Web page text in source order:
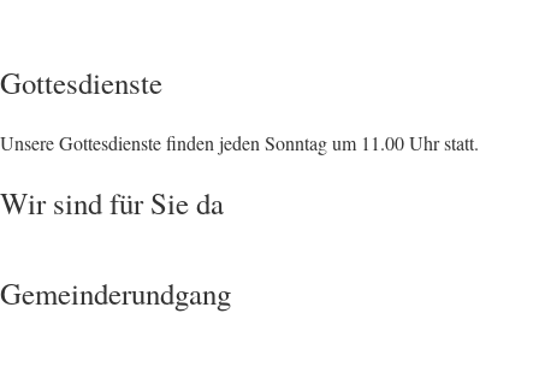
Gottesdienste
Unsere Gottesdienste finden jeden Sonntag um 11.00 Uhr statt.
Wir sind für Sie da
Gemeinderundgang